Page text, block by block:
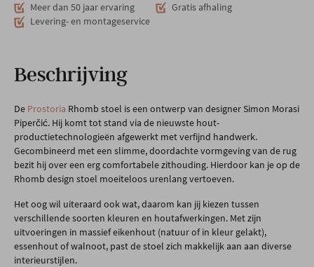
Meer dan 50 jaar ervaring
Gratis afhaling
Levering- en montageservice
Beschrijving
De Prostoria Rhomb stoel is een ontwerp van designer Simon Morasi
Piperčić. Hij komt tot stand via de nieuwste hout-
productietechnologieën afgewerkt met verfijnd handwerk.
Gecombineerd met een slimme, doordachte vormgeving van de rug
bezit hij over een erg comfortabele zithouding. Hierdoor kan je op de
Rhomb design stoel moeiteloos urenlang vertoeven.
Het oog wil uiteraard ook wat, daarom kan jij kiezen tussen
verschillende soorten kleuren en houtafwerkingen. Met zijn
uitvoeringen in massief eikenhout (natuur of in kleur gelakt),
essenhout of walnoot, past de stoel zich makkelijk aan aan diverse
interieurstijlen.